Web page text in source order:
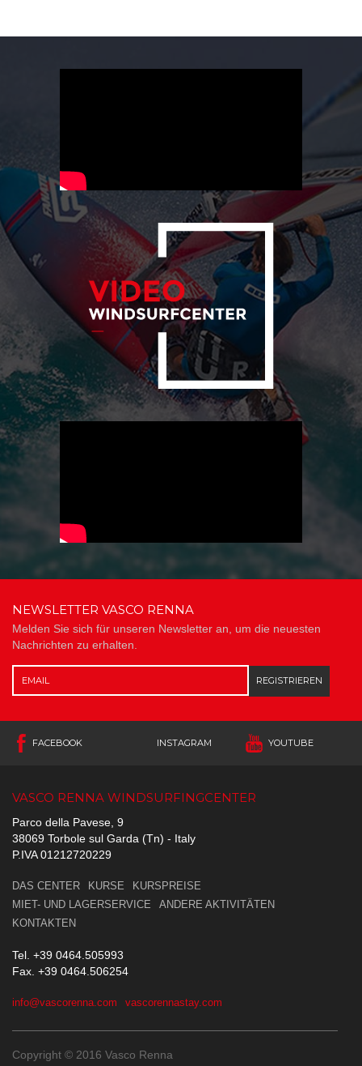
NEWSLETTER VASCO RENNA
Melden Sie sich für unseren Newsletter an, um die neuesten
Nachrichten zu erhalten.
REGISTRIEREN
FACEBOOK INSTAGRAM YOUTUBE
VASCO RENNA WINDSURFINGCENTER
Parco della Pavese, 9
38069 Torbole sul Garda (Tn) - Italy
P.IVA 01212720229
DAS CENTER KURSE
KURSPREISE
MIET- UND LAGERSERVICE
ANDERE AKTIVITÄTEN
KONTAKTEN
Tel. +39 0464.505993
Fax. +39 0464.506254
info@vascorenna.com vascorennastay.com
Copyright © 2016 Vasco Renna